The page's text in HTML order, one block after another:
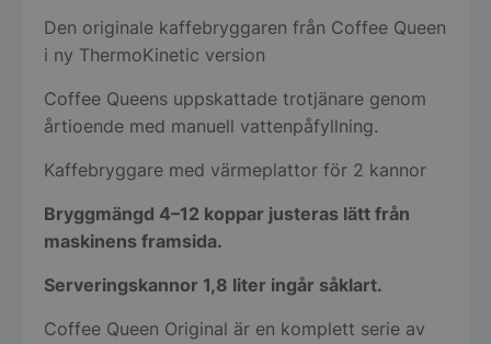
Den originale kaffebryggaren från Coffee Queen
i ny ThermoKinetic version
Coffee Queens uppskattade trotjänare genom
årtioende med manuell vattenpåfyllning.
Kaffebryggare med värmeplattor för 2 kannor
Bryggmängd 4–12 koppar justeras lätt från
maskinens framsida.
Serveringskannor 1,8 liter ingår såklart.
Coffee Queen Original är en komplett serie av